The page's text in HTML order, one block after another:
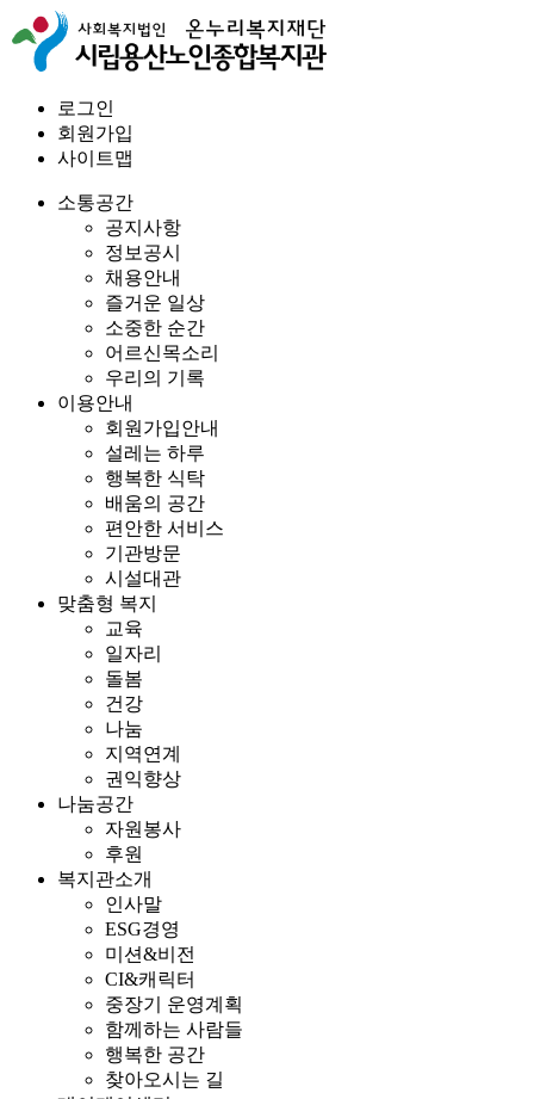
로그인
회원가입
사이트맵
소통공간
공지사항
정보공시
채용안내
즐거운 일상
소중한 순간
어르신목소리
우리의 기록
이용안내
회원가입안내
설레는 하루
행복한 식탁
배움의 공간
편안한 서비스
기관방문
시설대관
맞춤형 복지
교육
일자리
돌봄
건강
나눔
지역연계
권익향상
나눔공간
자원봉사
후원
복지관소개
인사말
ESG경영
미션&비전
CI&캐릭터
중장기 운영계획
함께하는 사람들
행복한 공간
찾아오시는 길